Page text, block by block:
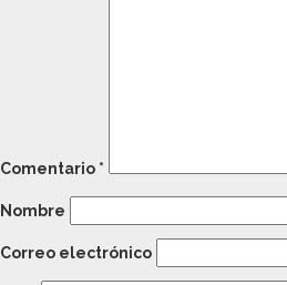
Comentario *
Nombre
Correo electrónico